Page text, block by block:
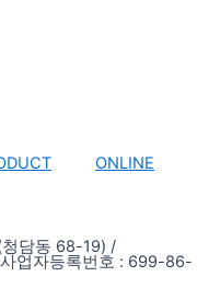
ONLINE
청담동 68-19) /
업자등록번호 : 699-86-